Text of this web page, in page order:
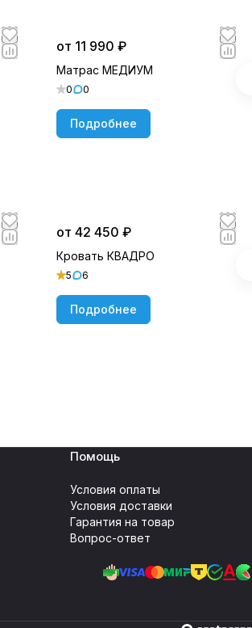
от 11 990 ₽
Матрас МЕДИУМ
0 0
Подробнее
от 42 450 ₽
Кровать КВАДРО
5 6
Подробнее
Помощь
Условия оплаты
Условия доставки
Гарантия на товар
Вопрос-ответ